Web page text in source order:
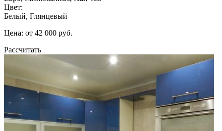
Цвет:
Белый, Глянцевый
Цена: от 42 000 руб.
Рассчитать